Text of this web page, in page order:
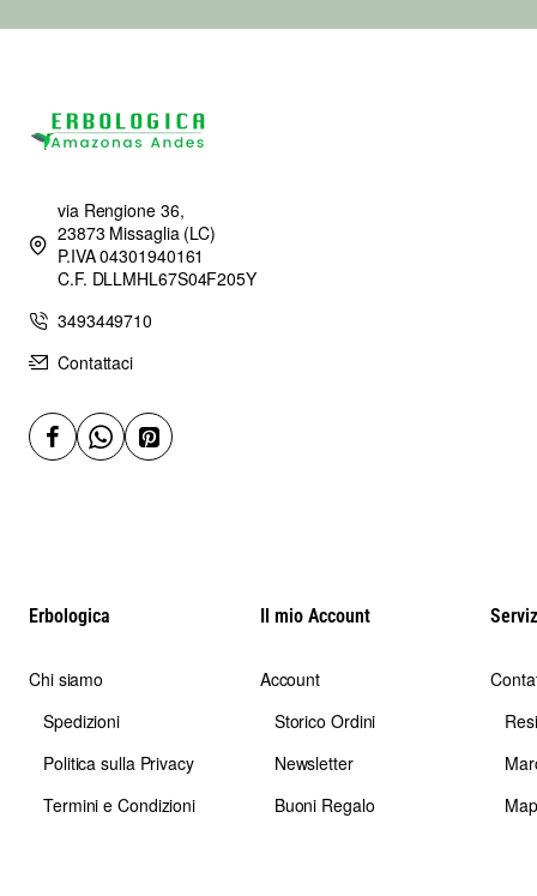
via Rengione 36,
23873 Missaglia (LC)
P.IVA 04301940161
C.F. DLLMHL67S04F205Y
3493449710
Contattaci
Erbologica
Chi siamo
Spedizioni
Politica sulla Privacy
Termini e Condizioni
Il mio Account
Account
Storico Ordini
Newsletter
Buoni Regalo